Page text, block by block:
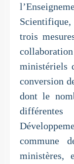
trois
ministériels
conversion
dont le
commune
ministères,